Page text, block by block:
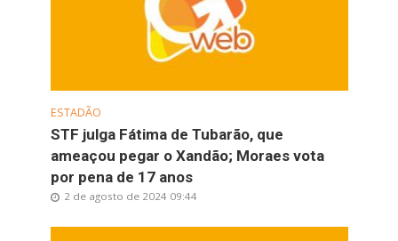
ESTADÃO
STF julga Fátima de Tubarão, que
ameaçou pegar o Xandão; Moraes vota
por pena de 17 anos
2 de agosto de 2024 09:44